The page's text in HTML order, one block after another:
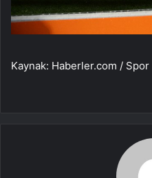
Kaynak: Haberler.com / Spor